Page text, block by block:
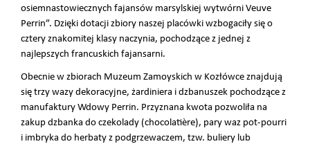
osiemnastowiecznych fajansów marsylskiej wytwórni Veuve
Perrin”. Dzięki dotacji zbiory naszej placówki wzbogaciły się o
cztery znakomitej klasy naczynia, pochodzące z jednej z
najlepszych francuskich fajansarni.
Obecnie w zbiorach Muzeum Zamoyskich w Kozłówce znajdują
się trzy wazy dekoracyjne, żardiniera i dzbanuszek pochodzące z
manufaktury Wdowy Perrin. Przyznana kwota pozwoliła na
zakup dzbanka do czekolady (chocolatière), pary waz pot-pourri
i imbryka do herbaty z podgrzewaczem, tzw. buliery lub